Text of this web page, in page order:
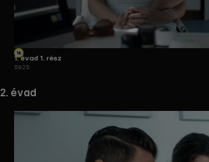
1. évad 1. rész
59:25
2. évad